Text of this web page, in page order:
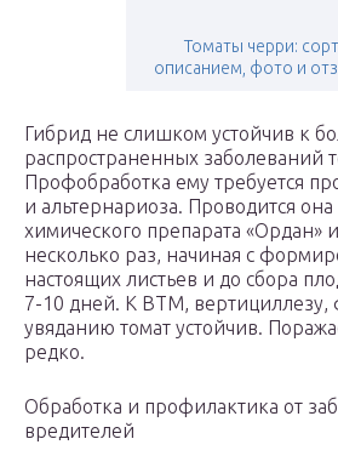
Томаты черри:
описанием, фото и
Гибрид не слишком устойчив к
распространенных заболеваний
Профобработка ему требуется
и альтернариоза. Проводится
химического препарата «Ордан»
несколько раз, начиная с
настоящих листьев и до сбора
7-10 дней. К ВТМ, вертициллезу,
увяданию томат устойчив.
редко.
Обработка и профилактика от
вредителей